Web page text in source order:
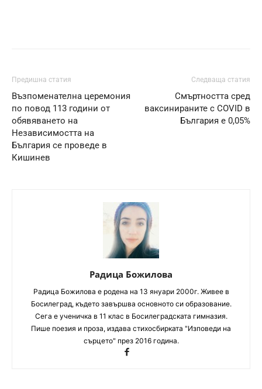
Предишна статия
Възпоменателна церемония
по повод 113 години от
обявяването на
Независимостта на
България се проведе в
Кишинев
Следваща статия
Смъртността сред
ваксинираните с COVID в
България е 0,05%
Радица Божилова
Радица Божилова е родена на 13 януари 2000г. Живее в
Босилеград, където завършва основното си образование.
Сега е ученичка в 11 клас в Босилеградската гимназия.
Пише поезия и проза, издава стихосбирката "Изповеди на
сърцето" през 2016 година.